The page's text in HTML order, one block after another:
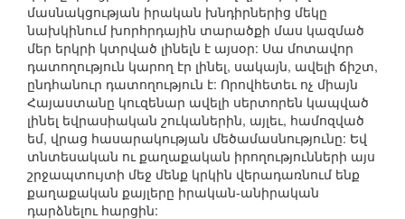
մասնակցության իրական խնդիրներից մեկը
նախկինում խորհրդային տարածքի մաս կազմած
մեր երկրի կտրված լինելն է այսօր: Սա մոտավոր
դատողություն կարող էր լինել, սակայն, ավելի ճիշտ,
ընդհանուր դատողություն է: Որովհետեւ ոչ միայն
Հայաստանը կուզենար ավելի սերտորեն կապված
լինել եվրասիական շուկաներին, այլեւ, համոզված
եմ, վրաց հասարակության մեծամասնությունը: Եվ
տնտեսական ու քաղաքական իրողությունների այս
շրջապտույտի մեջ մենք կրկին վերադառնում ենք
քաղաքական քայլերը իրական-անիրական
դարձնելու հարցին: